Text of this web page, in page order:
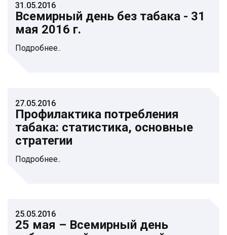
31.05.2016
Всемирный день без табака - 31
мая 2016 г.
Подробнее..
27.05.2016
Профилактика потребления
табака: статистика, основные
стратегии
Подробнее..
25.05.2016
25 мая – Всемирный день